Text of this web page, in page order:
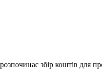
збір коштів для